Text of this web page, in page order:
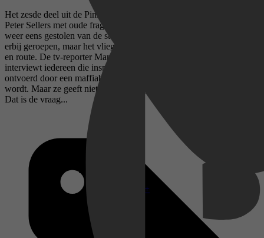
Disney+
Het zesde deel uit de Pink Panther serie, gemaakt na de dood van
Peter Sellers met oude fragmenten. De Pink-Pantherdiamant wordt
weer eens gestolen van de staat Lugash. Inspecteur Clouseau wordt
erbij geroepen, maar het vliegtuig waar de inspecteur in zit verdwijnt
en route. De tv-reporter Marie Jouvet gaat op onderzoek uit en
interviewt iedereen die inspecteur Clouseau kent. Zij wordt zelf
ontvoerd door een maffiabaas die niet wil dat Clouseau gevonden
wordt. Maar ze geeft niet op. Is de inspecteur dood of nog in leven?
Dat is de vraag...